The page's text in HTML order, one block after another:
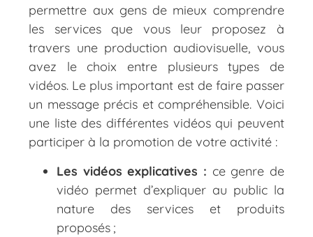
permettre aux gens de mieux comprendre
les services que vous leur proposez à
travers une production audiovisuelle, vous
avez le choix entre plusieurs types de
vidéos. Le plus important est de faire passer
un message précis et compréhensible. Voici
une liste des différentes vidéos qui peuvent
participer à la promotion de votre activité :
Les vidéos explicatives : ce genre de
vidéo permet d’expliquer au public la
nature des services et produits
proposés ;